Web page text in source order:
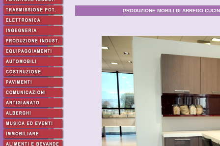
PRODUZIONE MOBILI DI ARREDO